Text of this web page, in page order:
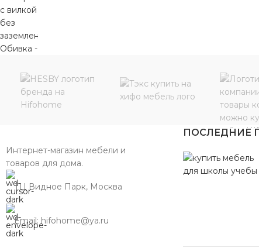
Интернет-магазин мебели и
товаров для дома.
ТЦ Видное Парк, Москва
Email: hifohome@ya.ru
ПОСЛЕДНИЕ